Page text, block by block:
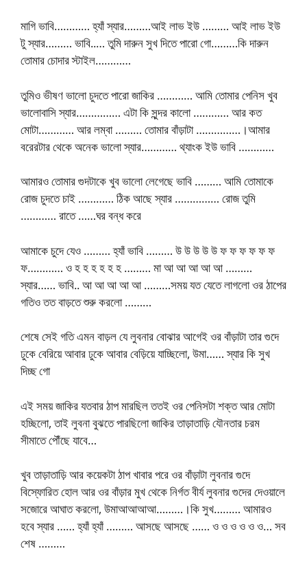
মাগি ভাবি………… হ্যাঁ স্যার………আই লাভ ইউ ……… আই লাভ ইউ
টু স্যার……… ভাবি..… তুমি দারুন সুখ দিতে পারো গো………কি দারুন
তোমার চোদার স্টাইল…………
তুমিও ভীষণ ভালো চুদতে পারো জাকির ………… আমি তোমার পেনিস খুব
ভালোবাসি স্যার…………… এটা কি সুন্দর কালো ………… আর কত
মোটা………… আর লম্বা ……… তোমার বাঁড়াটা ……………।আমার
বরেরটার থেকে অনেক ভালো স্যার………… থ্যাংক ইউ ভাবি …………
আমারও তোমার গুদটাকে খুব ভালো লেগেছে ভাবি ……… আমি তোমাকে
রোজ চুদতে চাই ………… ঠিক আছে স্যার …………… রোজ তুমি
………… রাতে ……ঘর বন্ধ করে
আমাকে চুদে যেও ……… হ্যাঁ ভাবি ……… উ উ উ উ উ ফ ফ ফ ফ ফ ফ
ফ………… ও হ হ হ হ হ হ ……… মা আ আ আ আ আ ………
স্যার…… ভাবি.. আ আ আ আ আ ………সময় যত যেতে লাগলো ওর ঠাপের
গতিও তত বাড়তে শুরু করলো ………
শেষে সেই গতি এমন বাড়ল যে লুবনার বোঝার আগেই ওর বাঁড়াটা তার গুদে
ঢুকে বেরিয়ে আবার ঢুকে আবার বেড়িয়ে যাচ্ছিলো, উমা…… স্যার কি সুখ
দিচ্ছ গো
এই সময় জাকির যতবার ঠাপ মারছিল ততই ওর পেনিসটা শক্ত আর মোটা
হচ্ছিলো, তাই লুবনা বুঝতে পারছিলো জাকির তাড়াতাড়ি যৌনতার চরম
সীমাতে পৌঁছে যাবে…
খুব তাড়াতাড়ি আর কয়েকটা ঠাপ খাবার পরে ওর বাঁড়াটা লুবনার গুদে
বিস্ফোরিত হোল আর ওর বাঁড়ার মুখ থেকে নির্গত বীর্য লুবনার গুদের দেওয়ালে
সজোরে আঘাত করলো, উমাআআআআ………।কি সুখ……… আমারও
হবে স্যার …… হ্যাঁ হ্যাঁ ……… আসছে আসছে …… ও ও ও ও ও ও… সব
শেষ ………